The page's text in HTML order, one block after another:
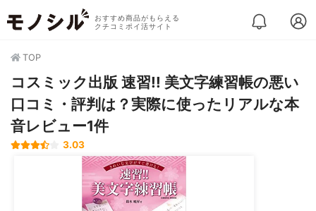
おすすめ商品がもらえる
クチコミポイ活サイト
TOP
コスミック出版 速習!! 美文字練習帳の悪い
口コミ・評判は？実際に使ったリアルな本
音レビュー1件
3.03